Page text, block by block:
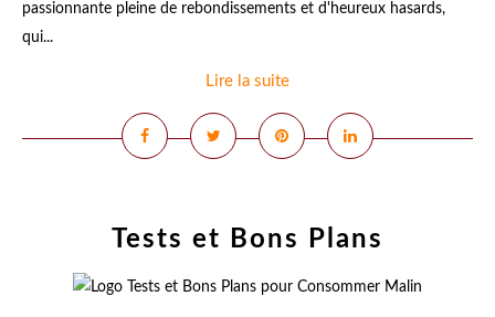
passionnante pleine de rebondissements et d'heureux hasards,
qui...
Lire la suite
Tests et Bons Plans